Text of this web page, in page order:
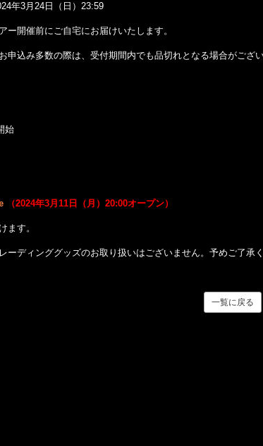
年3月24日（日）23:59
開催前にご自宅にお届けいたします。
込み多数の際は、受付期間内でも品切れとなる場合がござい
始
（2024年3月11日（月）20:00オープン）
ます。
ディンググッズのお取り扱いはございません。予めご了承く
一覧に戻る